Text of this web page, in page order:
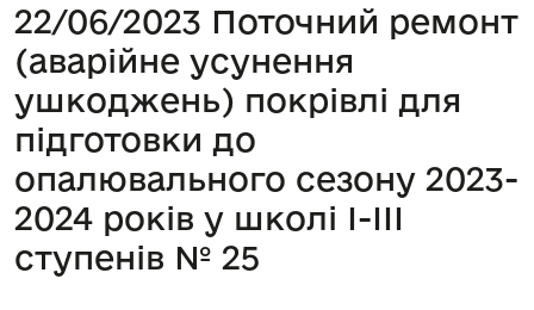
22/06/2023 Поточний ремонт
(аварійне усунення
ушкоджень) покрівлі для
підготовки до
опалювального сезону 2023-
2024 років у школі І-ІІІ
ступенів № 25